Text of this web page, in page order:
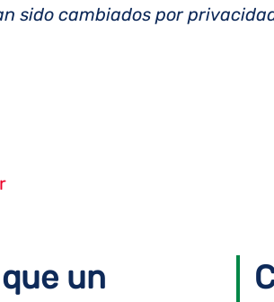
sido cambiados por
un